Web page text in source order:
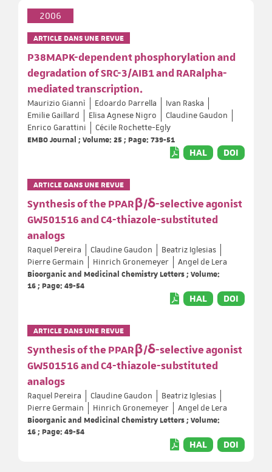
2006
ARTICLE DANS UNE REVUE
P38MAPK-dependent phosphorylation and
degradation of SRC-3/AIB1 and RARalpha-
mediated transcription.
Maurizio Giannì Edoardo Parrella
Ivan Raska
Emilie Gaillard
Elisa Agnese Nigro
Claudine Gaudon
Enrico Garattini
Cécile Rochette-Egly
EMBO Journal ; Volume: 25 ; Page: 739-51
HAL DOI
ARTICLE DANS UNE REVUE
Synthesis of the PPARβ/δ-selective agonist
GW501516 and C4-thiazole-substituted
analogs
Raquel Pereira Claudine Gaudon
Beatriz Iglesias
Pierre Germain
Hinrich Gronemeyer
Angel de Lera
Bioorganic and Medicinal Chemistry Letters ; Volume:
16 ; Page: 49-54
HAL DOI
ARTICLE DANS UNE REVUE
Synthesis of the PPARβ/δ-selective agonist
GW501516 and C4-thiazole-substituted
analogs
Raquel Pereira Claudine Gaudon
Beatriz Iglesias
Pierre Germain
Hinrich Gronemeyer
Angel de Lera
Bioorganic and Medicinal Chemistry Letters ; Volume:
16 ; Page: 49-54
HAL DOI